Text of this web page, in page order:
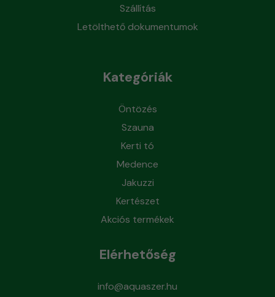
Szállítás
Letölthető dokumentumok
Kategóriák
Öntözés
Szauna
Kerti tó
Medence
Jakuzzi
Kertészet
Akciós termékek
Elérhetőség
info@aquaszer.hu